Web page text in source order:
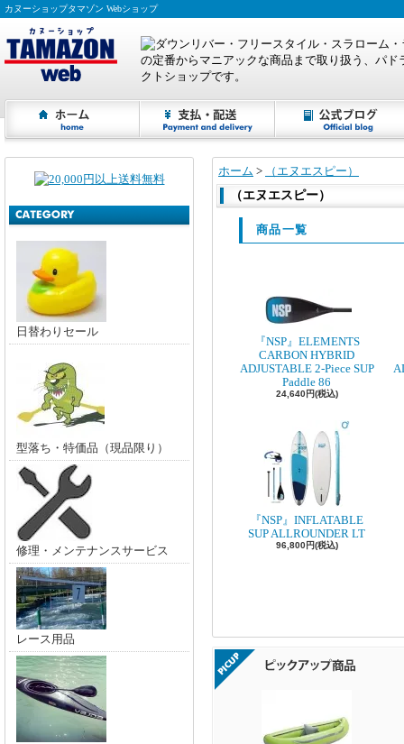
カヌーショップタマゾン Webショップ
日替わりセール
型落ち・特価品（現品限り）
修理・メンテナンスサービス
レース用品
ホーム >
（エヌエスピー）
（エヌエスピー）
商品一覧
『NSP』ELEMENTS
CARBON HYBRID
ADJUSTABLE 2-Piece SUP
Paddle 86
24,640円(税込)
『NSP』INFLATABLE
SUP ALLROUNDER LT
96,800円(税込)